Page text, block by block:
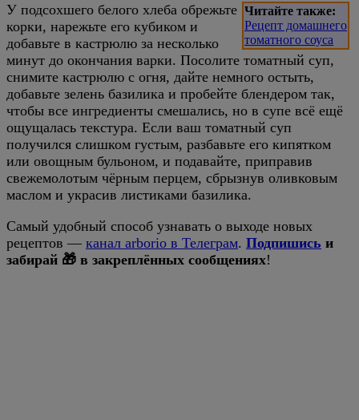
Читайте также:
Рецепт домашнего
томатного соуса
У подсохшего белого хлеба обрежьте
корки, нарежьте его кубиком и
добавьте в кастрюлю за несколько
минут до окончания варки. Посолите томатный суп,
снимите кастрюлю с огня, дайте немного остыть,
добавьте зелень базилика и пробейте блендером так,
чтобы все ингредиенты смешались, но в супе всё ещё
ощущалась текстура. Если ваш томатный суп
получился слишком густым, разбавьте его кипятком
или овощным бульоном, и подавайте, приправив
свежемолотым чёрным перцем, сбрызнув оливковым
маслом и украсив листиками базилика.
Самый удобный способ узнавать о выходе новых
рецептов — канал arborio в Телеграм. Подпишись и
забирай 🎁 в закреплённых сообщениях!